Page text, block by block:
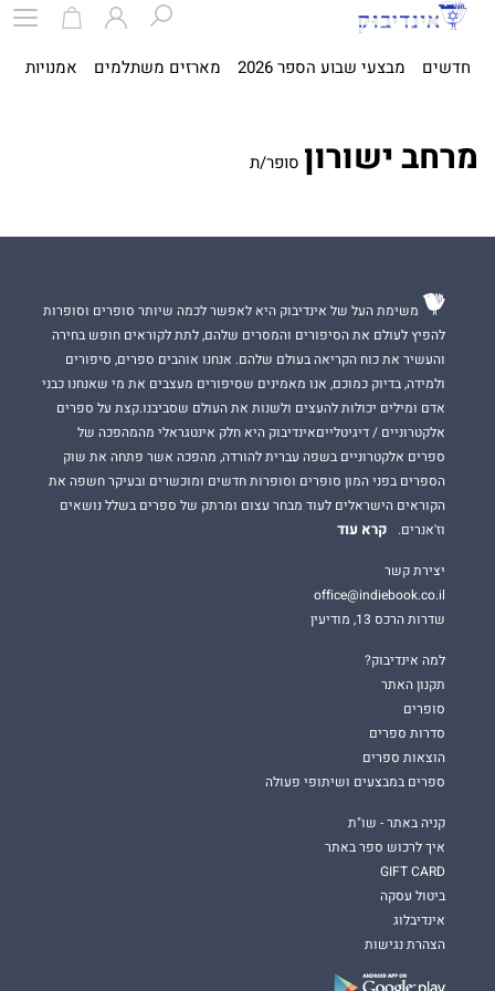
חדשים מבצעי שבוע הספר 2026 מארזים משתלמים אמנויות
מרחב ישורון סופר/ת
משימת העל של אינדיבוק היא לאפשר לכמה שיותר סופרים וסופרות
להפיץ לעולם את הסיפורים והמסרים שלהם, לתת לקוראים חופש בחירה
והעשיר את כוח הקריאה בעולם שלהם. אנחנו אוהבים ספרים, סיפורים
ולמידה, בדיוק כמוכם, אנו מאמינים שסיפורים מעצבים את מי שאנחנו כבני
אדם ומילים יכולות להעצים ולשנות את העולם שסביבנו.קצת על ספרים
אלקטרוניים / דיגיטלייםאינדיבוק היא חלק אינטגראלי מהמהפכה של
ספרים אלקטרוניים בשפה עברית להורדה, מהפכה אשר פתחה את שוק
הספרים בפני המון סופרים וסופרות חדשים ומוכשרים ובעיקר חשפה את
הקוראים הישראלים לעוד מבחר עצום ומרתק של ספרים בשלל נושאים
וז'אנרים.
קרא עוד
יצירת קשר
office@indiebook.co.il
שדרות הרכס 13, מודיעין
למה אינדיבוק?
תקנון האתר
סופרים
סדרות ספרים
הוצאות ספרים
ספרים במבצעים ושיתופי פעולה
קניה באתר - שו"ת
איך לרכוש ספר באתר
GIFT CARD
ביטול עסקה
אינדיבלוג
הצהרת נגישות